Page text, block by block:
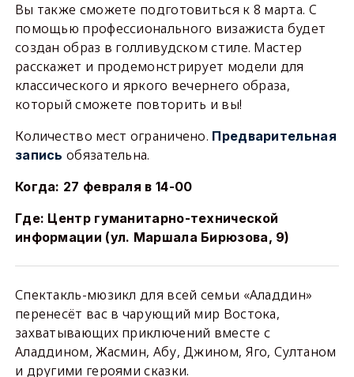
Вы также сможете подготовиться к 8 марта. C
помощью профессионального визажиста будет
создан образ в голливудском стиле. Мастер
расскажет и продемонстрирует модели для
классического и яркого вечернего образа,
который сможете повторить и вы!
Количество мест ограничено. Предварительная
запись обязательна.
Когда: 27 февраля в 14-00
Где: Центр гуманитарно-технической
информации (ул. Маршала Бирюзова, 9)
Спектакль-мюзикл для всей семьи «Аладдин»
перенесёт вас в чарующий мир Востока,
захватывающих приключений вместе с
Аладдином, Жасмин, Абу, Джином, Яго, Султаном
и другими героями сказки.